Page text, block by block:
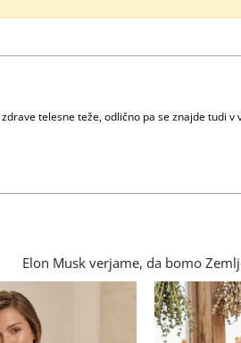
telesne teže, odlično pa se znajde tudi v
Elon Musk verjame, da bomo